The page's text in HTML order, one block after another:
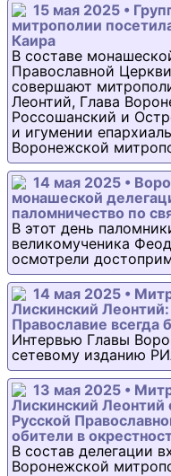
15 мая 2025 •
митрополии
Каира
В составе
Православной
совершают
Леонтий, Глава
Россошанский и
и игумении
Воронежской
14 мая 2025 •
монашеской
паломничество по
В этот день
великомученика
осмотрели
14 мая 2025 •
Лискинский
Православие всегда
Интервью Главы
сетевому изданию
13 мая 2025 •
Лискинский
Русской
обители в
В состав делегации
Воронежской